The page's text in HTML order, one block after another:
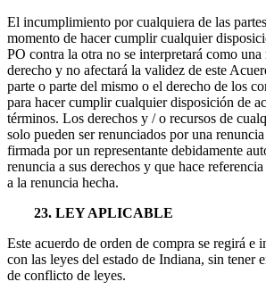
El incumplimiento por cualquiera de las
momento de hacer cumplir cualquier
PO contra la otra no se interpretará como
derecho y no afectará la validez de este
parte o parte del mismo o el derecho de los
para hacer cumplir cualquier disposición de
términos. Los derechos y / o recursos de
solo pueden ser renunciados por una
firmada por un representante debidamente
renuncia a sus derechos y que hace
a la renuncia hecha.
23. LEY APLICABLE
Este acuerdo de orden de compra se regirá e
con las leyes del estado de Indiana, sin tener
de conflicto de leyes.